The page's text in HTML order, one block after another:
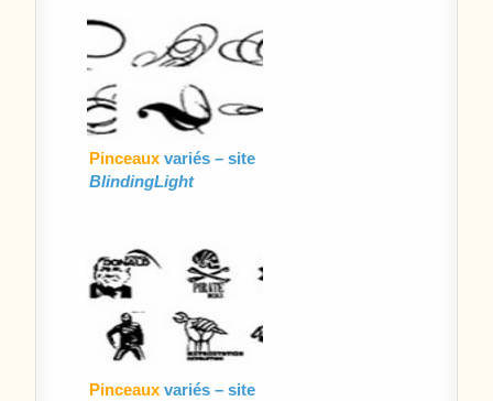
Pinceaux variés – site
BlindingLight
Pinceaux variés – site